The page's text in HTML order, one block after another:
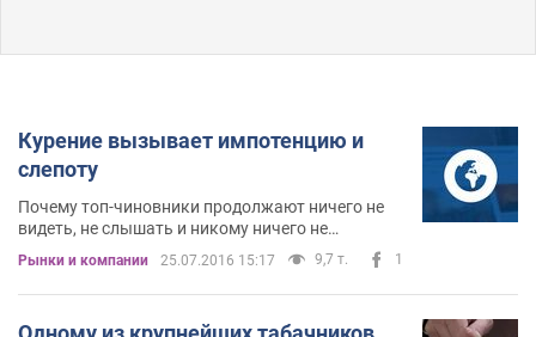
Курение вызывает импотенцию и
слепоту
Почему топ-чиновники продолжают ничего не
видеть, не слышать и никому ничего не
Рынки и компании 25.07.2016 15:17 9,7 т. 1